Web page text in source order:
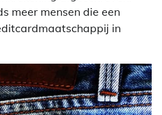
meer mensen die een
in